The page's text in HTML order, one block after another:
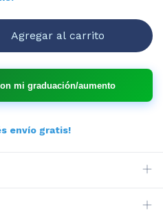
mi graduación/aumento
envío gratis!